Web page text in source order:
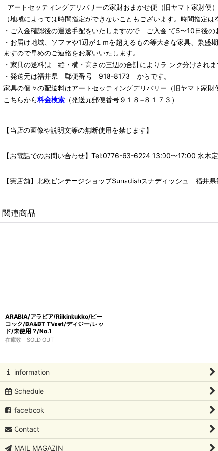
アートセッティングデリバリーの家財おまかせ便 （旧ヤマト家財便
（地域によっては時間指定ができないこともございます。時間指定
・ご入金確認後の運送手配をいたしますので ご入金 て5〜10日後の
・お届け地域、ソファや1辺が１ｍを超えるもの等大きな家具、繁
ますので早めのご連絡をお願いいたします。
・家具の送料は 縦・横・高さの三辺の合計によりラ ンク分けされま
・発送元は福井県 郵便番号 918-8173 からです。
家具の個々の配送料はアートセッティングデリバリー （旧ヤマト家財
こちらから料金検索 （発送元郵便番号９１８−８１７３）
【当店の画像や説明文等の無断使用を禁じます】
【お電話でのお問い合わせ】Tel:0776-63-6224 13:00〜17:00 水木
【実店舗】北欧ビンテージショップSunadishスナディッシュ 福井
関連商品
ARABIA/アラビア/Riikinkukko/ピー
コック/BA&BT TVset/ディジー/レッ
ド/未使用？/No.1
在庫数 SOLD OUT
information
Schedule
facebook
Contact
MAIL MAGAZIN